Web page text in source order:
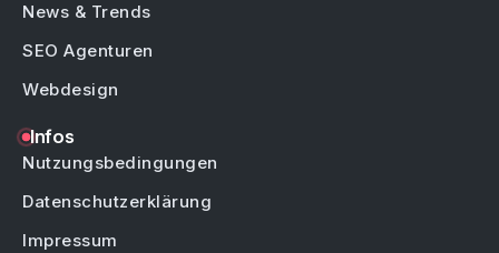
News & Trends
SEO Agenturen
Webdesign
Infos
Nutzungsbedingungen
Datenschutzerklärung
Impressum